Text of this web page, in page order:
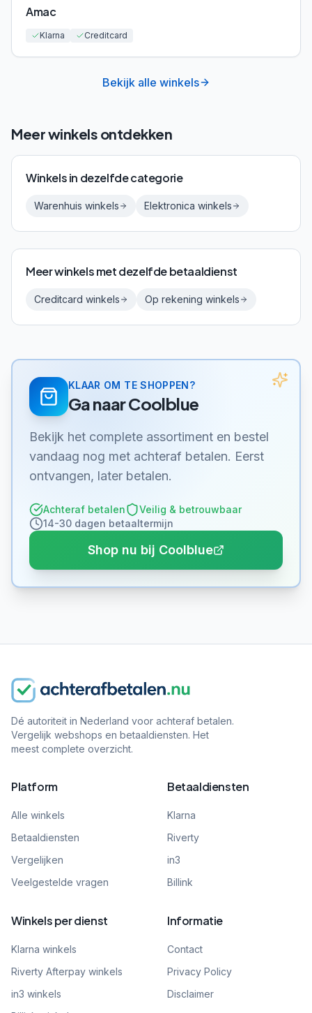
Amac
Klarna Creditcard
Bekijk alle winkels
Meer winkels ontdekken
Winkels in dezelfde categorie
Warenhuis winkels Elektronica winkels
Meer winkels met dezelfde betaaldienst
Creditcard winkels Op rekening winkels
KLAAR OM TE SHOPPEN?
Ga naarCoolblue
Bekijk het complete assortiment en bestel
vandaag nog met achteraf betalen. Eerst
ontvangen, later betalen.
Achteraf betalen
Veilig & betrouwbaar
14-30 dagen betaaltermijn
Shop nu bij Coolblue
Dé autoriteit in Nederland voor achteraf betalen.
Vergelijk webshops en betaaldiensten. Het
meest complete overzicht.
Platform
Alle winkels
Betaaldiensten
Vergelijken
Veelgestelde vragen
Betaaldiensten
Klarna
Riverty
in3
Billink
Winkels per dienst
Klarna winkels
Riverty Afterpay winkels
in3 winkels
Informatie
Contact
Privacy Policy
Disclaimer